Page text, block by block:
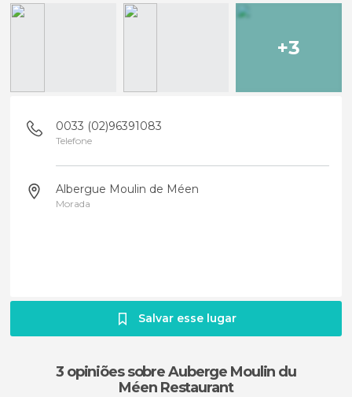
+3
0033 (02)96391083
Telefone
Albergue Moulin de Méen
Morada
Salvar esse lugar
3 opiniõessobre Auberge Moulin du
Méen Restaurant